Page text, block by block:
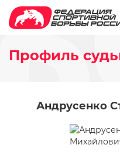
Профиль
Андрусенко